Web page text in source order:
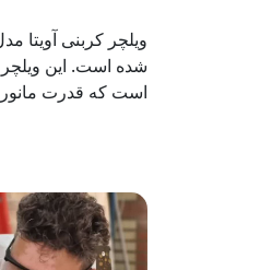
ویلچر کربنی آویتا
است که قدرت مانور